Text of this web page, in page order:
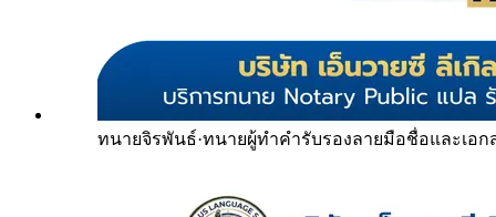
ทนายจิรพันธ์·ทนายผู้ทำคำรับรองลายมือชื่อและเอก